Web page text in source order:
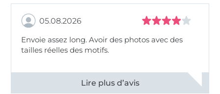
05.08.2026
Envoie assez long. Avoir des photos avec des
tailles réelles des motifs.
Voir tous les 11494 commentaires